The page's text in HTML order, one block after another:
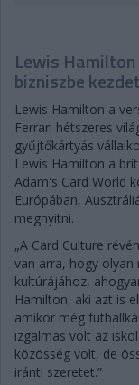
Lewis
bizniszbe
Lewis Hamilton a
Ferrari hétszeres
gyűjtőkártyás
Lewis Hamilton a
Adam's Card World
Európában,
megnyitni.
„A Card Culture
van arra, hogy
kultúrájához,
Hamilton, aki azt is
amikor még
izgalmas volt az
közösség volt, de
iránti szeretet.”